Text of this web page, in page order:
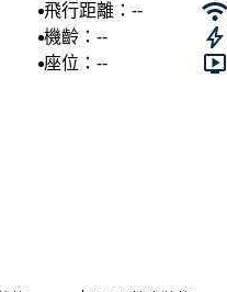
飛行距離：--
機齡：--
座位：--